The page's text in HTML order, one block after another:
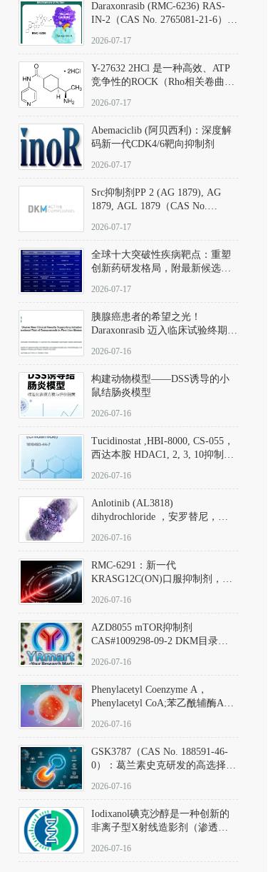
Daraxonrasib (RMC-6236) RAS-
IN-2（CAS No. 2765081-21-6）：
向KRAS/NRAS/HRAS的广谱RAS
2026-07-17
Y-27632 2HCl 是一种高效、ATP
竞争性的ROCK（Rho相关卷曲螺
同等抑制ROCK1与ROCK2；其通
过精准嵌入激酶的ATP结合位点
发挥抑制作用，对ROCK1和
ROCK2的解离常数（Ki）分别为
140 nM和300 nM；在众多丝氨酸/
中，其靶向ROCK的选择性超过
200倍，凸显出优异的分子特异
2026-07-17
Abemaciclib (阿贝西利)：深度解
码新一代CDK4/6靶向抑制剂
2026-07-17
Src抑制剂PP 2 (AG 1879), AG
1879, AGL 1879（CAS No.
应用指南
2026-07-17
全球十大突破性疾病靶点：重塑
创新药研发格局，附最新候选分
2026-07-17
胰腺癌患者的希望之光！
Daraxonrasib 迈入临床试验终期阶
2026-07-16
构建动物模型——DSS诱导的小
鼠结肠炎模型
2026-07-16
Tucidinostat ,HBI-8000, CS-055，
西达本胺 HDAC1, 2, 3, 10抑制剂
D808567) - DKM活性分子
2026-07-16
Anlotinib (AL3818)
dihydrochloride ，安罗替尼，
Hydrochloride实验方法步骤SOP
2026-07-16
RMC-6291：新一代
KRASG12C(ON)口服抑制剂，
(Elironrasib)CAS#2641998-63-0
2026-07-16
AZD8055 mTOR抑制剂
CAS#1009298-09-2 DKM目录号
激酶抑制剂的深度剖析
2026-07-16
Phenylacetyl Coenzyme A，
Phenylacetyl CoA;苯乙酰辅酶A
2026-07-16
GSK3787（CAS No. 188591-46-
0）：葛兰素史克研发的高选择
抗剂，被广泛视为研究PPARδ核
受体生理功能、信号通路验证及
靶点药理机制的金标准化学探
针。
2026-07-16
Iodixanol碘克沙醇是一种创新的
非离子型X射线造影剂（渗透压
在血管内给药时与血浆等渗的临
2026-07-16